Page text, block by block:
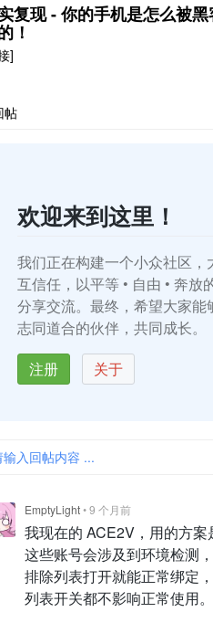
复现 - 你的手机是怎么被
！
]
帖
欢迎来到这里！
我们正在构建一个小众社区，
互信任，以平等 • 自由 • 奔放
分享交流。最终，希望大家能
志同道合的伙伴，共同成长。
注册
关于
输入回帖内容 ...
EmptyLight•9 个月前
我现在的 ACE2V，用的方
这些账号会涉及到环境检测
排除列表打开就能正常绑定
列表开关都不影响正常使用。